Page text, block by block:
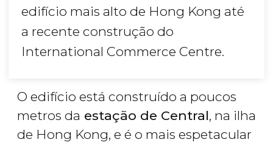
edifício mais alto de Hong Kong até
a recente construção do
International Commerce Centre.
O edifício está construído a poucos
metros da estação de Central, na ilha
de Hong Kong, e é o mais espetacular